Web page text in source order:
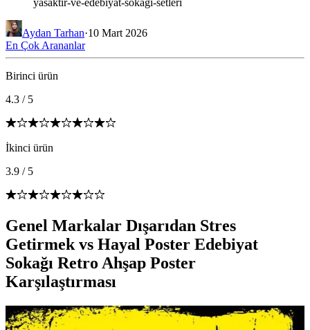
yasaktir-ve-edebiyat-sokagi-setleri
Aydan Tarhan·10 Mart 2026
En Çok Arananlar
Birinci ürün
4.3 / 5
İkinci ürün
3.9 / 5
Genel Markalar Dışarıdan Stres
Getirmek vs Hayal Poster Edebiyat
Sokağı Retro Ahşap Poster
Karşılaştırması